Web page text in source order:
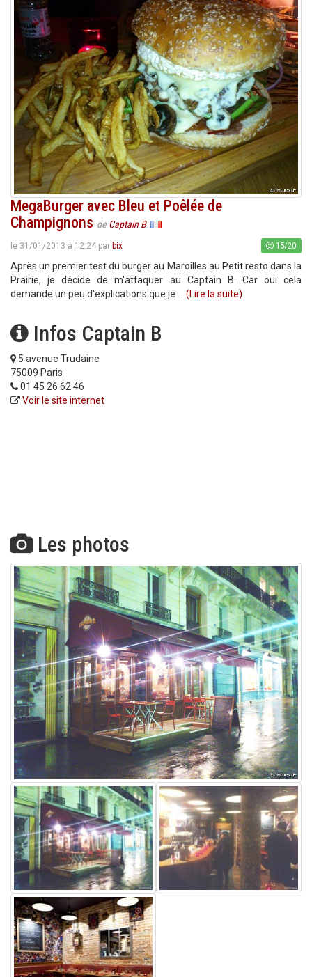
MegaBurger avec Bleu et Poêlée de
Champignons de Captain B
le 31/01/2013 à 12:24 par bix 15/20
Après un premier test du burger au Maroilles au Petit resto dans la
Prairie, je décide de m'attaquer au Captain B. Car oui cela
demande un peu d'explications que je ... (Lire la suite)
Infos Captain B
5 avenue Trudaine
75009 Paris
01 45 26 62 46
Voir le site internet
Les photos